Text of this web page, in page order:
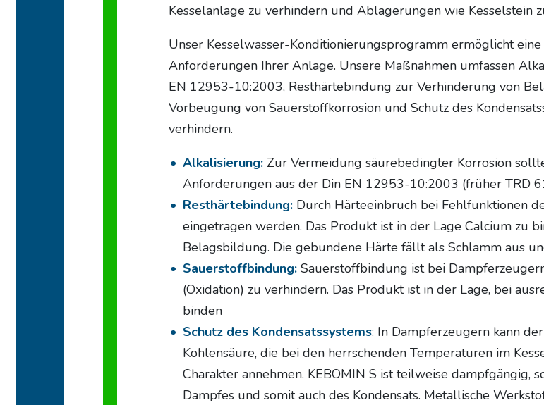
Kesselanlage zu verhindern und Ablagerungen wie Kesselstein
Unser Kesselwasser-Konditionierungsprogramm ermöglicht
Anforderungen Ihrer Anlage. Unsere Maßnahmen umfassen
EN 12953-10:2003, Resthärtebindung zur Verhinderung von
Vorbeugung von Sauerstoffkorrosion und Schutz des
verhindern.
Alkalisierung: Zur Vermeidung säurebedingter Korrosion
Anforderungen aus der Din EN 12953-10:2003 (früher TRD
Resthärtebindung: Durch Härteeinbruch bei Fehlfunktionen
eingetragen werden. Das Produkt ist in der Lage Calcium zu
Belagsbildung. Die gebundene Härte fällt als Schlamm aus
Sauerstoffbindung: Sauerstoffbindung ist bei
(Oxidation) zu verhindern. Das Produkt ist in der Lage, bei
binden
Schutz des Kondensatssystems: In Dampferzeugern kann
Kohlensäure, die bei den herrschenden Temperaturen im
Charakter annehmen. KEBOMIN S ist teilweise dampfgängig,
Dampfes und somit auch des Kondensats. Metallische